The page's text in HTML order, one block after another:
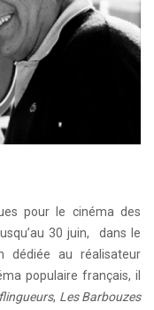
pour le cinéma des
30 juin, dans le
dédiée au réalisateur
populaire français, il
, Les Barbouzes